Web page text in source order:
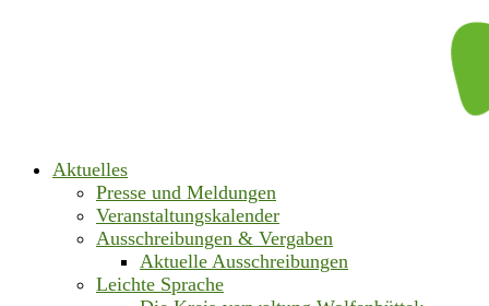
Aktuelles
Presse und Meldungen
Veranstaltungskalender
Ausschreibungen & Vergaben
Aktuelle Ausschreibungen
Leichte Sprache